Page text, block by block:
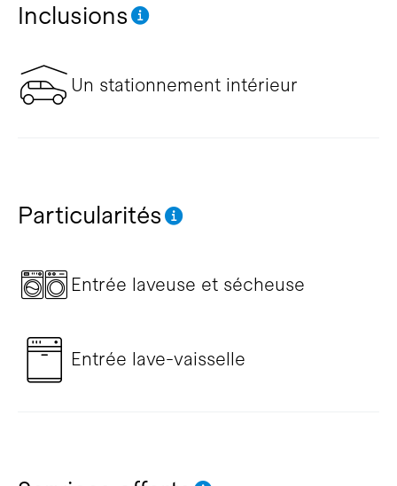
Inclusions
Un stationnement intérieur
Particularités
Entrée laveuse et sécheuse
Entrée lave-vaisselle